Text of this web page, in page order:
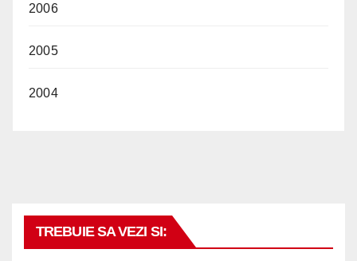
2006
2005
2004
TREBUIE SA VEZI SI: